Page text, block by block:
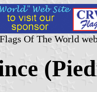
Of The World